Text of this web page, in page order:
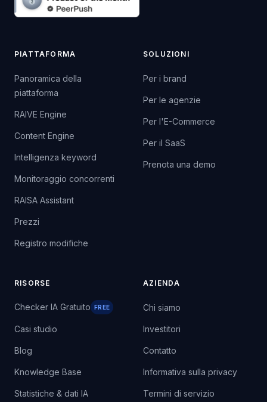
PIATTAFORMA
Panoramica della
piattaforma
RAIVE Engine
Content Engine
Intelligenza keyword
Monitoraggio concorrenti
RAISA Assistant
Prezzi
Registro modifiche
SOLUZIONI
Per i brand
Per le agenzie
Per l'E-Commerce
Per il SaaS
Prenota una demo
RISORSE
Checker IA Gratuito FREE
Casi studio
Blog
Knowledge Base
Statistiche & dati IA
AZIENDA
Chi siamo
Investitori
Contatto
Informativa sulla privacy
Termini di servizio